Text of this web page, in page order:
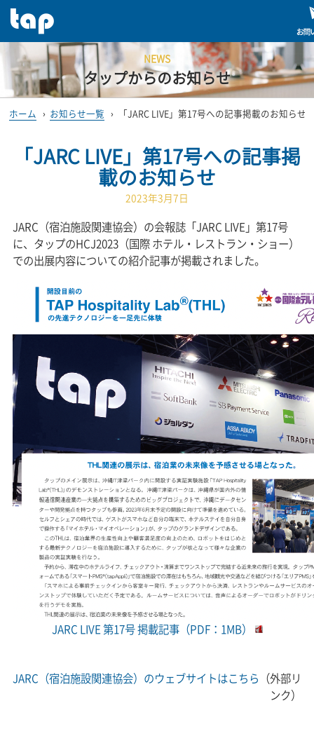
NEWS
タップからのお知らせ
ホーム › お知らせ一覧 › 「JARC LIVE」第17号への記事掲載のお知らせ
「JARC LIVE」第17号への記事掲
載のお知らせ
2023年3月7日
JARC（宿泊施設関連協会）の会報誌「JARC LIVE」第17号
に、タップのHCJ2023（国際 ホテル・レストラン・ショー）
での出展内容についての紹介記事が掲載されました。
JARC LIVE 第17号 掲載記事（PDF：1MB）
JARC（宿泊施設関連協会）のウェブサイトはこちら （外部リ
ンク）